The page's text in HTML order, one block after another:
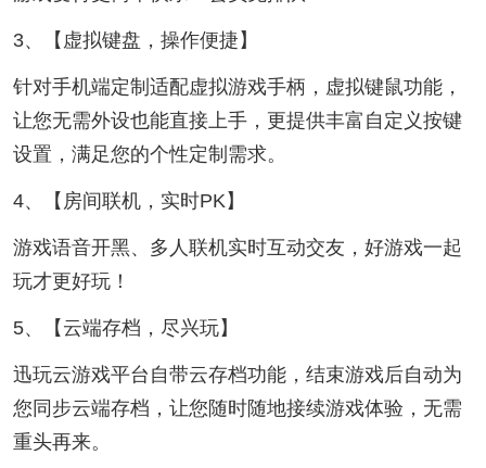
3、【虚拟键盘，操作便捷】
针对手机端定制适配虚拟游戏手柄，虚拟键鼠功能，
让您无需外设也能直接上手，更提供丰富自定义按键
设置，满足您的个性定制需求。
4、【房间联机，实时PK】
游戏语音开黑、多人联机实时互动交友，好游戏一起
玩才更好玩！
5、【云端存档，尽兴玩】
迅玩云游戏平台自带云存档功能，结束游戏后自动为
您同步云端存档，让您随时随地接续游戏体验，无需
重头再来。